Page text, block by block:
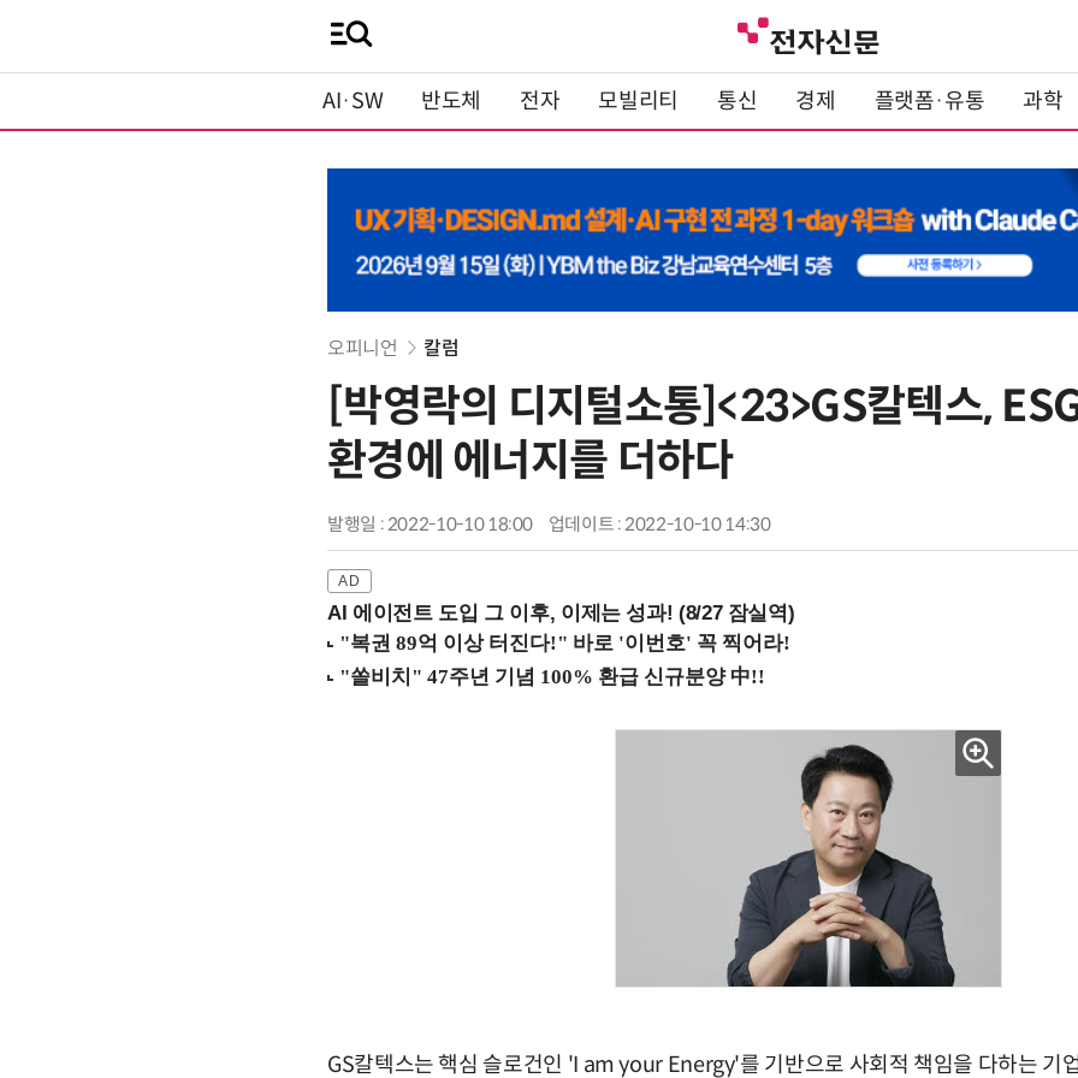
AI·SW 반도체 전자 모빌리티 통신 경제 플랫폼·유통 과학
오피니언 칼럼
[박영락의 디지털소통]<23>GS칼텍스,
환경에 에너지를 더하다
발행일 : 2022-10-10 18:00 업데이트 : 2022-10-10 14:30
AI 에이전트 도입 그 이후, 이제는 성과! (8/27 잠실역)
GS칼텍스는 핵심 슬로건인 'I am your Energy'를 기반으로 사회적 책임을 다하는 기